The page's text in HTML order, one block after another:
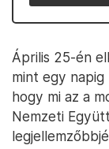
Április 25-én
mint egy
hogy mi az a
Nemzeti